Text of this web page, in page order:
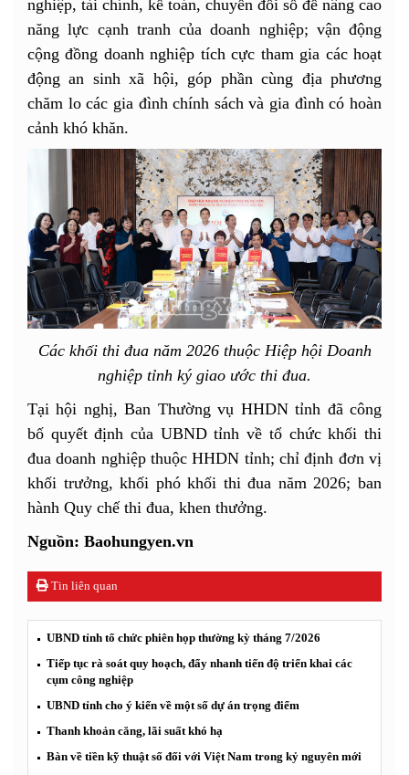
nghiệp, tài chính, kế toán, chuyển đổi số để nâng cao
năng lực cạnh tranh của doanh nghiệp; vận động
cộng đồng doanh nghiệp tích cực tham gia các hoạt
động an sinh xã hội, góp phần cùng địa phương
chăm lo các gia đình chính sách và gia đình có hoàn
cảnh khó khăn.
Các khối thi đua năm 2026 thuộc Hiệp hội Doanh
nghiệp tỉnh ký giao ước thi đua.
Tại hội nghị, Ban Thường vụ HHDN tỉnh đã công
bố quyết định của UBND tỉnh về tổ chức khối thi
đua doanh nghiệp thuộc HHDN tỉnh; chỉ định đơn vị
khối trưởng, khối phó khối thi đua năm 2026; ban
hành Quy chế thi đua, khen thưởng.
Nguồn: Baohungyen.vn
Tin liên quan
UBND tỉnh tổ chức phiên họp thường kỳ tháng 7/2026
Tiếp tục rà soát quy hoạch, đẩy nhanh tiến độ triển khai các
cụm công nghiệp
UBND tỉnh cho ý kiến về một số dự án trọng điểm
Thanh khoản căng, lãi suất khó hạ
Bàn về tiền kỹ thuật số đối với Việt Nam trong kỷ nguyên mới